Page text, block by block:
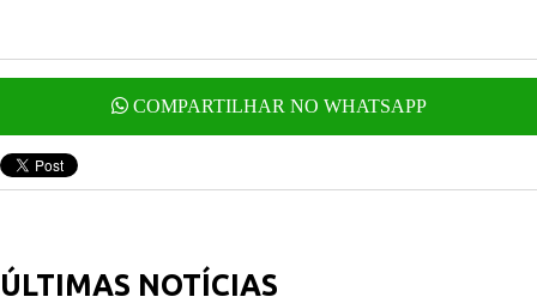
COMPARTILHAR NO WHATSAPP
ÚLTIMAS NOTÍCIAS